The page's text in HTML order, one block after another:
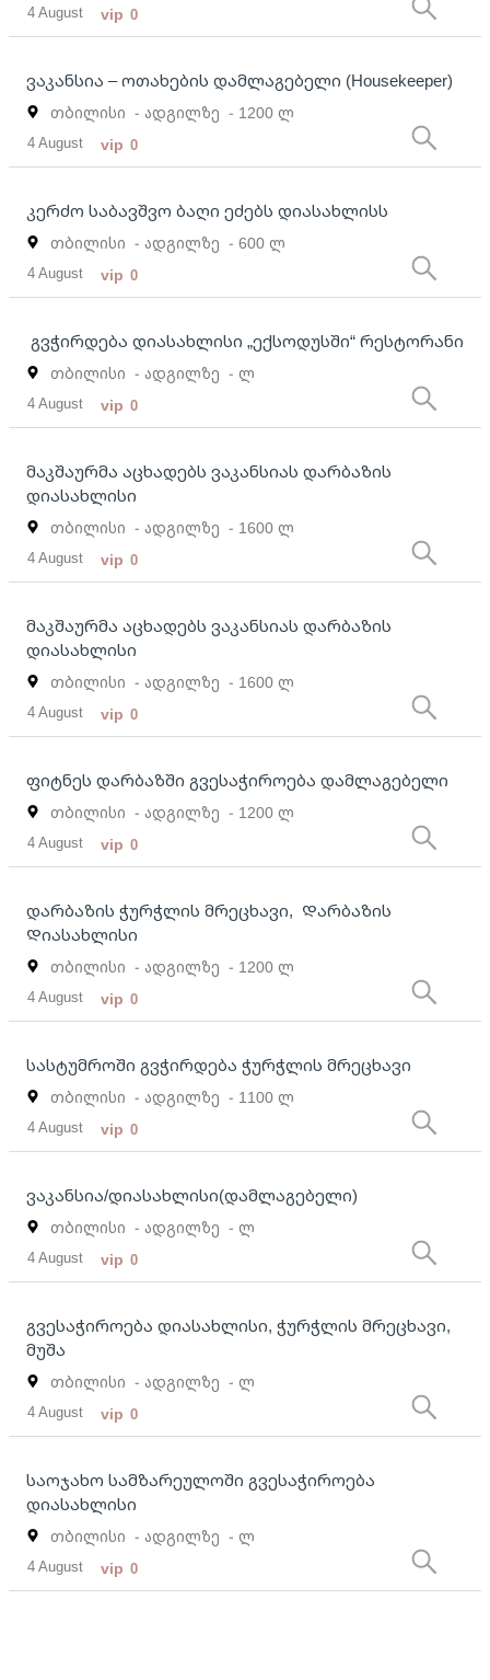
4 August vip 0
ვაკანსია – ოთახების დამლაგებელი (Housekeeper)
თბილისი - ადგილზე - 1200 ლ
4 August vip 0
კერძო საბავშვო ბაღი ეძებს დიასახლისს
თბილისი - ადგილზე - 600 ლ
4 August vip 0
გვჭირდება დიასახლისი „ექსოდუსში“ რესტორანი
თბილისი - ადგილზე - ლ
4 August vip 0
მაკშაურმა აცხადებს ვაკანსიას დარბაზის
დიასახლისი
თბილისი - ადგილზე - 1600 ლ
4 August vip 0
მაკშაურმა აცხადებს ვაკანსიას დარბაზის
დიასახლისი
თბილისი - ადგილზე - 1600 ლ
4 August vip 0
ფიტნეს დარბაზში გვესაჭიროება დამლაგებელი
თბილისი - ადგილზე - 1200 ლ
4 August vip 0
დარბაზის ჭურჭლის მრეცხავი, Დარბაზის
Დიასახლისი
თბილისი - ადგილზე - 1200 ლ
4 August vip 0
სასტუმროში გვჭირდება ჭურჭლის მრეცხავი
თბილისი - ადგილზე - 1100 ლ
4 August vip 0
ვაკანსია/დიასახლისი(დამლაგებელი)
თბილისი - ადგილზე - ლ
4 August vip 0
გვესაჭიროება დიასახლისი, ჭურჭლის მრეცხავი,
მუშა
თბილისი - ადგილზე - ლ
4 August vip 0
საოჯახო სამზარეულოში გვესაჭიროება
დიასახლისი
თბილისი - ადგილზე - ლ
4 August vip 0